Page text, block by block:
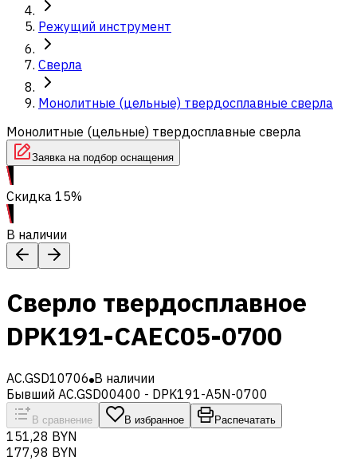
Режущий инструмент
Сверла
Монолитные (цельные) твердосплавные сверла
Монолитные (цельные) твердосплавные сверла
Заявка на подбор оснащения
Скидка 15%
В наличии
Сверло твердосплавное
DPK191-CAEC05-0700
AC.GSD10706 В наличии
Бывший AC.GSD00400 - DPK191-A5N-0700
В сравнение В избранное Распечатать
151,28 BYN
177,98 BYN